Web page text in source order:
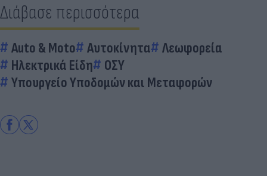
Διάβασε περισσότερα
Auto & Moto Αυτοκίνητα
Λεωφορεία
Ηλεκτρικά Είδη
ΟΣΥ
Υπουργείο Υποδομών και Μεταφορών